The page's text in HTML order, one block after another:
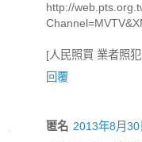
http://
[人民照買 業者照
回覆
匿名 2013年8月